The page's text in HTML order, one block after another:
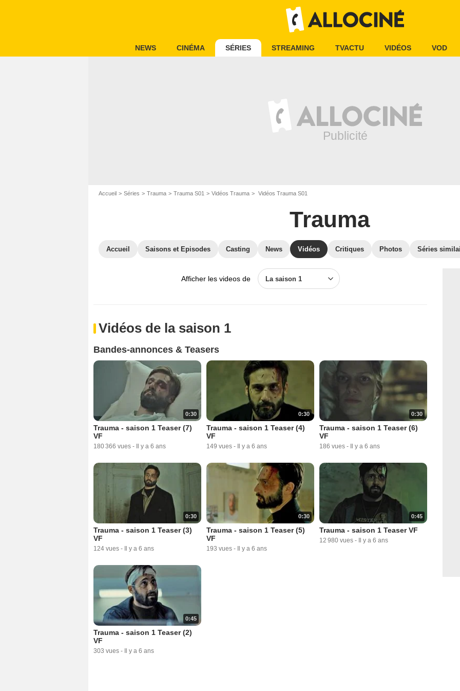
NEWS CINÉMA SÉRIES STREAMING TVACTU VIDÉOS VOD
Accueil Séries Trauma Trauma S01 Vidéos Trauma Vidéos Trauma S01
Trauma
Accueil Saisons et Episodes Casting News Vidéos Critiques Photos Séries
Afficher les videos de La saison 1
Vidéos de la saison 1
Bandes-annonces & Teasers
0:30
Trauma - saison 1 Teaser (7)
VF
180 366 vues - Il y a 6 ans
0:30
Trauma - saison 1 Teaser (4)
VF
149 vues - Il y a 6 ans
0:30
Trauma - saison 1 Teaser (6)
VF
186 vues - Il y a 6 ans
0:30
Trauma - saison 1 Teaser (3)
VF
124 vues - Il y a 6 ans
0:30
Trauma - saison 1 Teaser (5)
VF
193 vues - Il y a 6 ans
0:45
Trauma - saison 1 Teaser VF
12 980 vues - Il y a 6 ans
0:45
Trauma - saison 1 Teaser (2)
VF
303 vues - Il y a 6 ans